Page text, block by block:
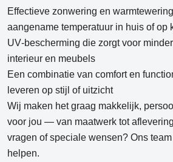
Effectieve zonwering en
aangename temperatuur in huis of op
UV‑bescherming die zorgt voor
interieur en meubels
Een combinatie van comfort en
leveren op stijl of uitzicht
Wij maken het graag makkelijk,
voor jou — van maatwerk tot
vragen of speciale wensen? Ons
helpen.